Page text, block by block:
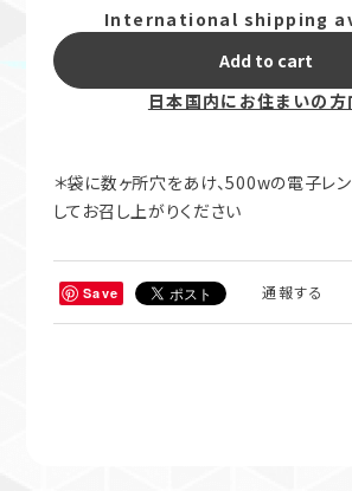
International shipping
Add to cart
日本国内にお住まいの方
＊袋に数ヶ所穴をあけ、500wの電子レ
してお召し上がりください
Save